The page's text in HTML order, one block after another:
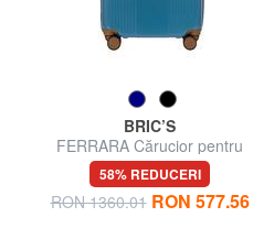
BRIC’S
FERRARA Cărucior pentru
bagaje de mână
58% REDUCERI
RON 1360.01 RON 577.56